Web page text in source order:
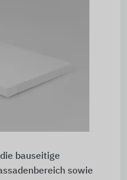
bauseitige
sowie